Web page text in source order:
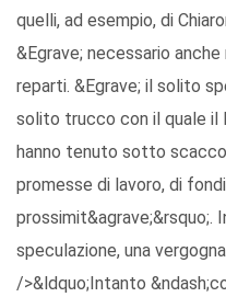
quelli, ad esempio, di
&Egrave; necessario
reparti. &Egrave; il solito
solito trucco con il quale il
hanno tenuto sotto
promesse di lavoro, di
prossimit&agrave;&rsquo;.
speculazione, una
/>&ldquo;Intanto